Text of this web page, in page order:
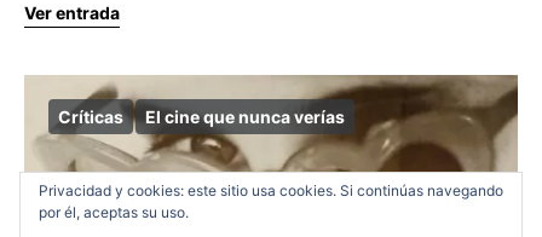
Ver entrada
Críticas El cine que nunca verías
Privacidad y cookies: este sitio usa cookies. Si continúas navegando
por él, aceptas su uso.